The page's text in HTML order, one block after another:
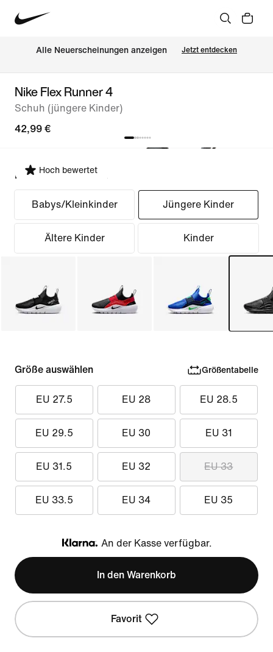
Alle Neuerscheinungen anzeigen Jetzt entdecken
Nike Flex Runner 4
Schuh (jüngere Kinder)
42,99 €
Hoch bewertet
Passform auswählen
Babys/Kleinkinder Jüngere Kinder
Ältere Kinder Kinder
Größe auswählen Größentabelle
EU 27.5 EU 28 EU 28.5
EU 29.5 EU 30 EU 31
EU 31.5 EU 32 EU 33
EU 33.5 EU 34 EU 35
Klarna
An der Kasse verfügbar.
In den Warenkorb
Favorit